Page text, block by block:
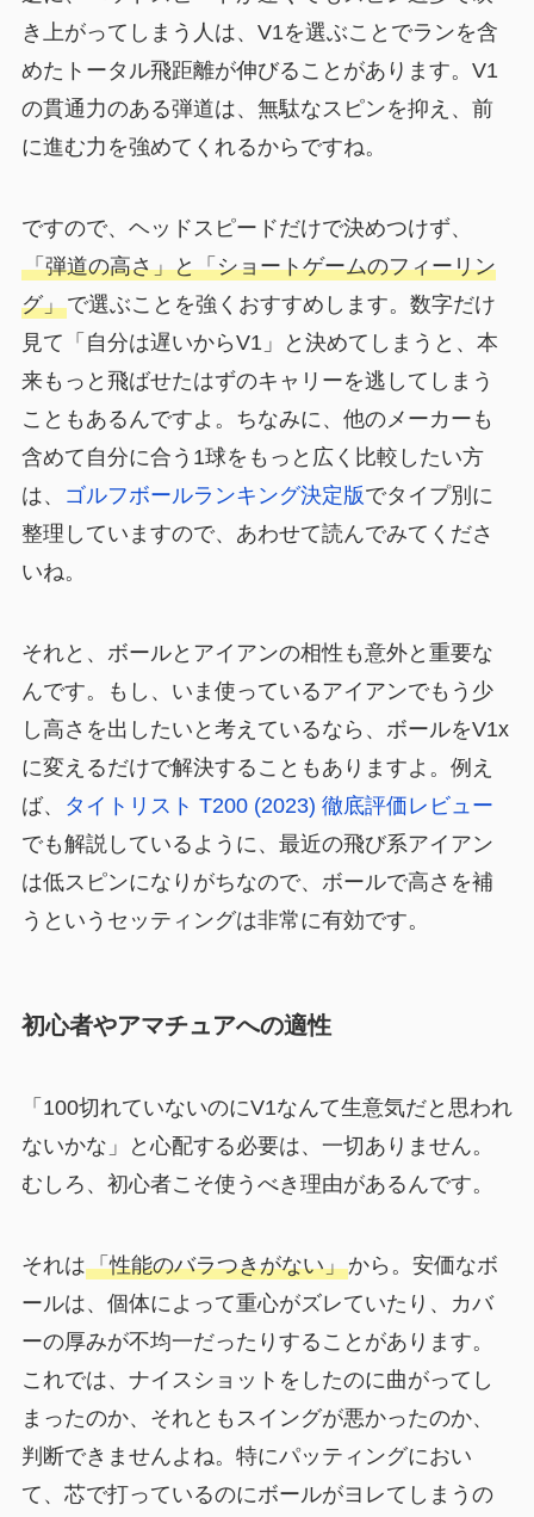
き上がってしまう人は、V1を選ぶことでランを含
めたトータル飛距離が伸びることがあります。V1
の貫通力のある弾道は、無駄なスピンを抑え、前
に進む力を強めてくれるからですね。
ですので、ヘッドスピードだけで決めつけず、
「弾道の高さ」と「ショートゲームのフィーリン
グ」で選ぶことを強くおすすめします。数字だけ
見て「自分は遅いからV1」と決めてしまうと、本
来もっと飛ばせたはずのキャリーを逃してしまう
こともあるんですよ。ちなみに、他のメーカーも
含めて自分に合う1球をもっと広く比較したい方
は、
ゴルフボールランキング決定版でタイプ別に
整理していますので、あわせて読んでみてくださ
いね。
それと、ボールとアイアンの相性も意外と重要な
んです。もし、いま使っているアイアンでもう少
し高さを出したいと考えているなら、ボールをV1x
に変えるだけで解決することもありますよ。例え
ば、
タイトリスト T200 (2023) 徹底評価レビュー
でも解説しているように、最近の飛び系アイアン
は低スピンになりがちなので、ボールで高さを補
うというセッティングは非常に有効です。
初心者やアマチュアへの適性
「100切れていないのにV1なんて生意気だと思われ
ないかな」と心配する必要は、一切ありません。
むしろ、初心者こそ使うべき理由があるんです。
それは「性能のバラつきがない」から。安価なボ
ールは、個体によって重心がズレていたり、カバ
ーの厚みが不均一だったりすることがあります。
これでは、ナイスショットをしたのに曲がってし
まったのか、それともスイングが悪かったのか、
判断できませんよね。特にパッティングにおい
て、芯で打っているのにボールがヨレてしまうの